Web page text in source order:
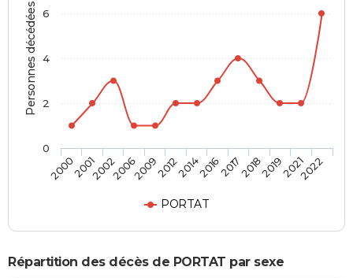
Personnes décédées
PORTAT
2000200120022006200920122014201620172018201920212022
0
2
4
6
Répartition des décès de PORTAT par sexe